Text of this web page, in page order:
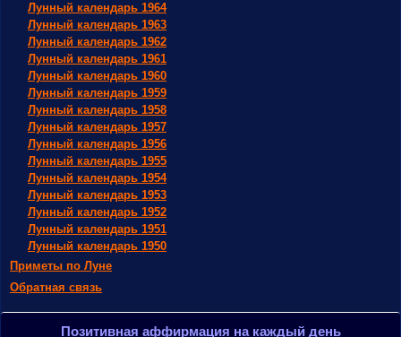
Лунный календарь 1964
Лунный календарь 1963
Лунный календарь 1962
Лунный календарь 1961
Лунный календарь 1960
Лунный календарь 1959
Лунный календарь 1958
Лунный календарь 1957
Лунный календарь 1956
Лунный календарь 1955
Лунный календарь 1954
Лунный календарь 1953
Лунный календарь 1952
Лунный календарь 1951
Лунный календарь 1950
Приметы по Луне
Обратная связь
Позитивная аффирмация на каждый день